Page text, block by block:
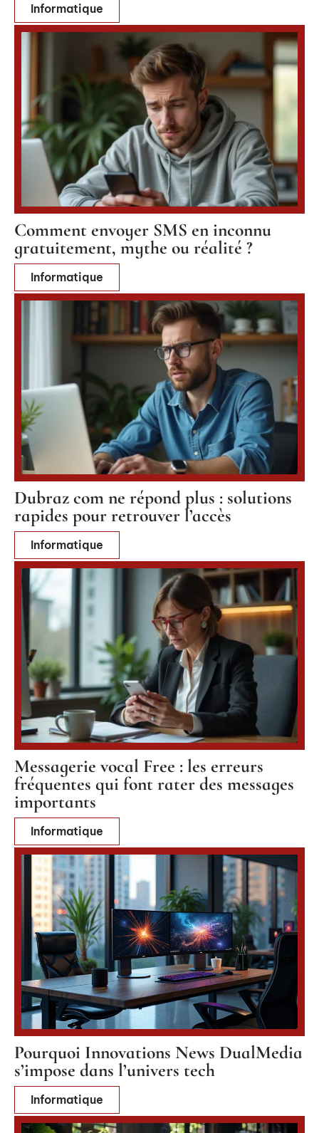
Informatique
Comment envoyer SMS en inconnu
gratuitement, mythe ou réalité ?
Informatique
Dubraz com ne répond plus : solutions
rapides pour retrouver l’accès
Informatique
Messagerie vocal Free : les erreurs
fréquentes qui font rater des messages
importants
Informatique
Pourquoi Innovations News DualMedia
s’impose dans l’univers tech
Informatique